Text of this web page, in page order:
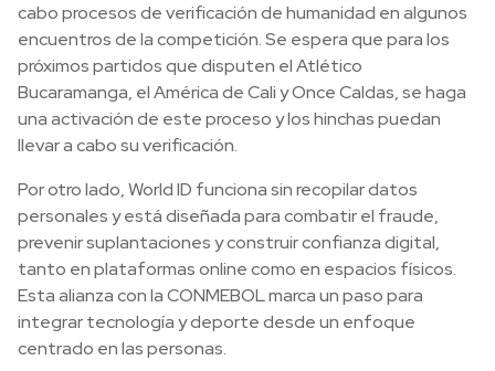
cabo procesos de verificación de humanidad en algunos
encuentros de la competición. Se espera que para los
próximos partidos que disputen el Atlético
Bucaramanga, el América de Cali y Once Caldas, se haga
una activación de este proceso y los hinchas puedan
llevar a cabo su verificación.
Por otro lado, World ID funciona sin recopilar datos
personales y está diseñada para combatir el fraude,
prevenir suplantaciones y construir confianza digital,
tanto en plataformas online como en espacios físicos.
Esta alianza con la CONMEBOL marca un paso para
integrar tecnología y deporte desde un enfoque
centrado en las personas.